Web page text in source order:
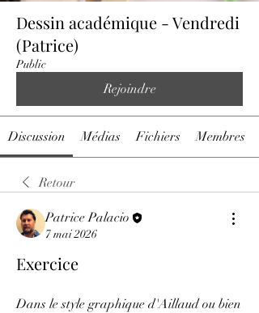
Dessin académique - Vendredi
(Patrice)
Public
Rejoindre
Discussion Médias Fichiers Membres
Retour
Patrice Palacio
7 mai 2026
Exercice
Dans le style graphique d'Aillaud ou bien